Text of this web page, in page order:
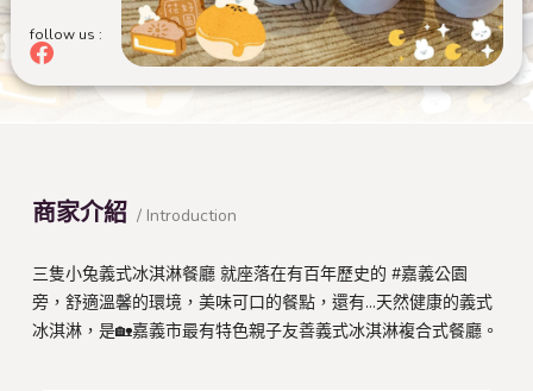
follow us :
商家介紹 / Introduction
三隻小兔義式冰淇淋餐廳 就座落在有百年歷史的 #嘉義公園
旁，舒適溫馨的環境，美味可口的餐點，還有...天然健康的義式
冰淇淋，是🏡嘉義市最有特色親子友善義式冰淇淋複合式餐廳。